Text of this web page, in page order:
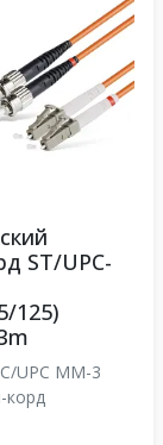
ST/UPC-
125)
UPC MM-3
корд